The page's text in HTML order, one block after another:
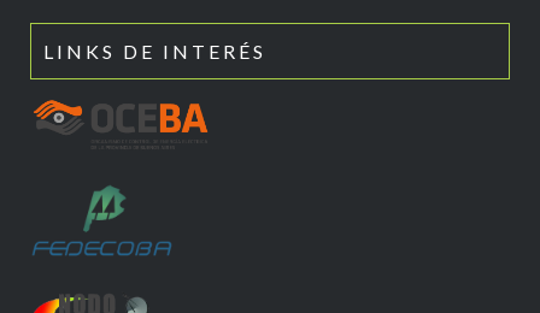
LINKS DE INTERÉS